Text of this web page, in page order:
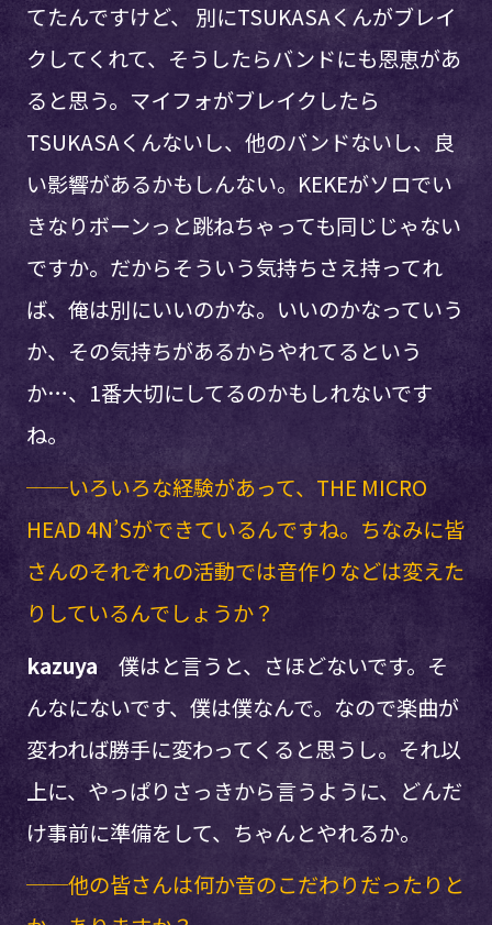
てたんですけど、 別にTSUKASAくんがブレイ
クしてくれて、そうしたらバンドにも恩恵があ
ると思う。マイフォがブレイクしたら
TSUKASAくんないし、他のバンドないし、良
い影響があるかもしんない。KEKEがソロでい
きなりボーンっと跳ねちゃっても同じじゃない
ですか。だからそういう気持ちさえ持ってれ
ば、俺は別にいいのかな。いいのかなっていう
か、その気持ちがあるからやれてるという
か…、1番大切にしてるのかもしれないです
ね。
──いろいろな経験があって、THE MICRO
HEAD 4N’Sができているんですね。ちなみに皆
さんのそれぞれの活動では音作りなどは変えた
りしているんでしょうか？
kazuya 僕はと言うと、さほどないです。そ
んなにないです、僕は僕なんで。なので楽曲が
変われば勝手に変わってくると思うし。それ以
上に、やっぱりさっきから言うように、どんだ
け事前に準備をして、ちゃんとやれるか。
──他の皆さんは何か音のこだわりだったりと